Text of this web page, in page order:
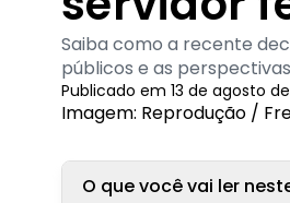
Saiba como a recente
públicos e as
Publicado em 13 de agosto
Imagem: Reprodução /
O que você vai ler